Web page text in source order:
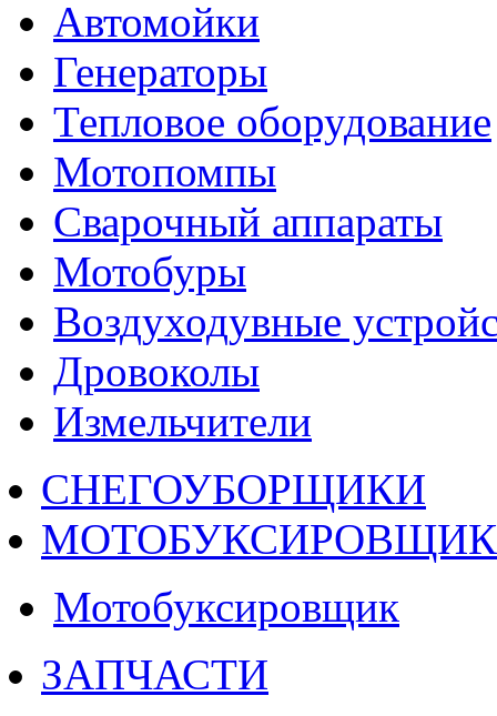
Автомойки
Генераторы
Тепловое оборудование
Мотопомпы
Сварочный аппараты
Мотобуры
Воздуходувные
Дровоколы
Измельчители
СНЕГОУБОРЩИКИ
Мотобуксировщик
ЗАПЧАСТИ